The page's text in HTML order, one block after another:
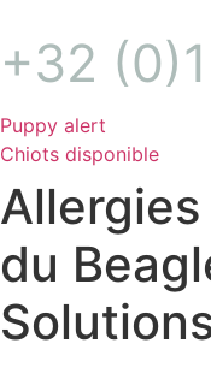
+32
Puppy alert
Chiots disponible
du